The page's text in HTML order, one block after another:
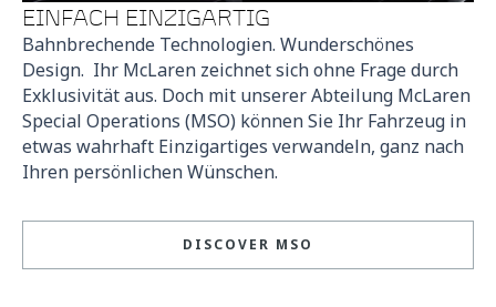
EINFACH EINZIGARTIG
Bahnbrechende Technologien. Wunderschönes
Design. Ihr McLaren zeichnet sich ohne Frage durch
Exklusivität aus. Doch mit unserer Abteilung McLaren
Special Operations (MSO) können Sie Ihr Fahrzeug in
etwas wahrhaft Einzigartiges verwandeln, ganz nach
Ihren persönlichen Wünschen.
DISCOVER MSO